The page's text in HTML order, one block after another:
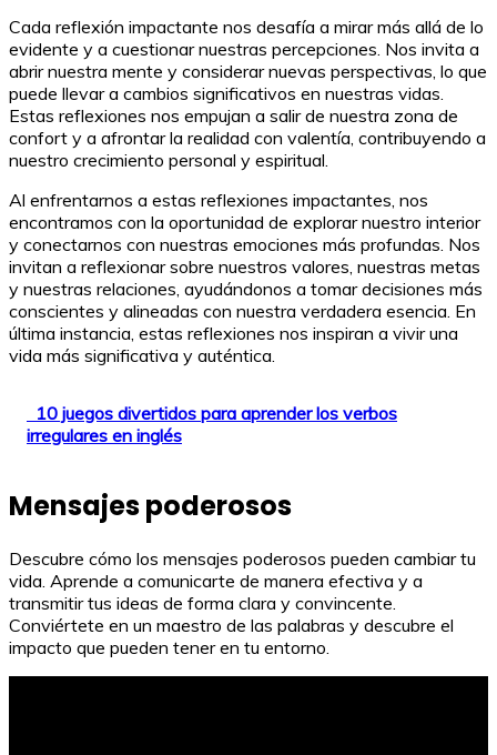
Cada reflexión impactante nos desafía a mirar más allá de lo
evidente y a cuestionar nuestras percepciones. Nos invita a
abrir nuestra mente y considerar nuevas perspectivas, lo que
puede llevar a cambios significativos en nuestras vidas.
Estas reflexiones nos empujan a salir de nuestra zona de
confort y a afrontar la realidad con valentía, contribuyendo a
nuestro crecimiento personal y espiritual.
Al enfrentarnos a estas reflexiones impactantes, nos
encontramos con la oportunidad de explorar nuestro interior
y conectarnos con nuestras emociones más profundas. Nos
invitan a reflexionar sobre nuestros valores, nuestras metas
y nuestras relaciones, ayudándonos a tomar decisiones más
conscientes y alineadas con nuestra verdadera esencia. En
última instancia, estas reflexiones nos inspiran a vivir una
vida más significativa y auténtica.
10 juegos divertidos para aprender los verbos
irregulares en inglés
Mensajes poderosos
Descubre cómo los mensajes poderosos pueden cambiar tu
vida. Aprende a comunicarte de manera efectiva y a
transmitir tus ideas de forma clara y convincente.
Conviértete en un maestro de las palabras y descubre el
impacto que pueden tener en tu entorno.